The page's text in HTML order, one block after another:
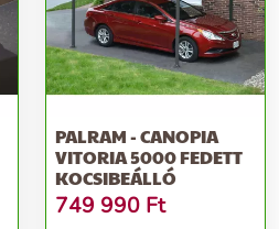
PALRAM - CANOPIA
VITORIA 5000 FEDETT
KOCSIBEÁLLÓ
749 990 Ft